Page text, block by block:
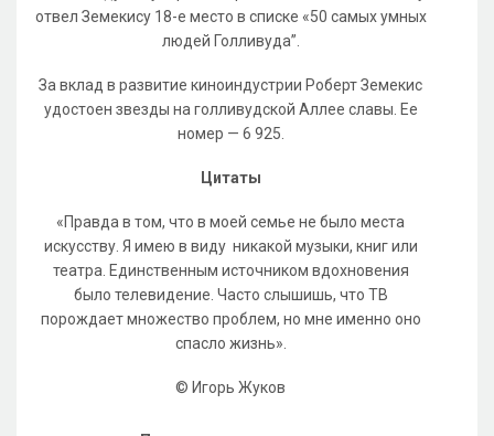
отвел Земекису 18-е место в списке «50 самых умных
людей Голливуда”.
За вклад в развитие киноиндустрии Роберт Земекис
удостоен звезды на голливудской Аллее славы. Ее
номер — 6 925.
Цитаты
«Правда в том, что в моей семье не было места
искусству. Я имею в виду никакой музыки, книг или
театра. Единственным источником вдохновения
было телевидение. Часто слышишь, что ТВ
порождает множество проблем, но мне именно оно
спасло жизнь».
© Игорь Жуков